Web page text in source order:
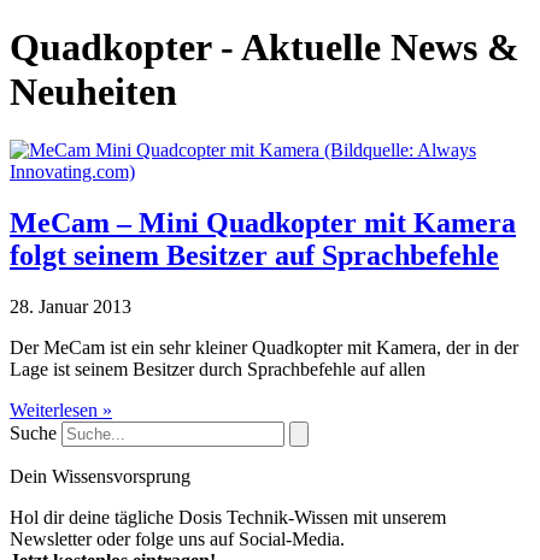
Quadkopter - Aktuelle News &
Neuheiten
MeCam – Mini Quadkopter mit Kamera
folgt seinem Besitzer auf Sprachbefehle
28. Januar 2013
Der MeCam ist ein sehr kleiner Quadkopter mit Kamera, der in der
Lage ist seinem Besitzer durch Sprachbefehle auf allen
Weiterlesen »
Suche
Dein Wissensvorsprung
Hol dir deine tägliche Dosis Technik-Wissen mit unserem
Newsletter oder folge uns auf Social-Media.